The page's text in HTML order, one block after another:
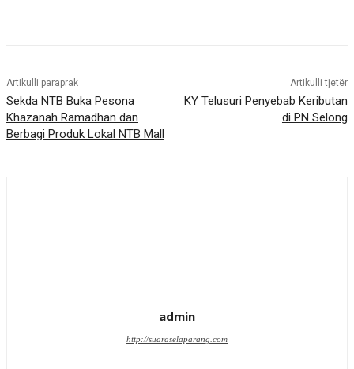
Artikulli paraprak
Sekda NTB Buka Pesona
Khazanah Ramadhan dan
Berbagi Produk Lokal NTB Mall
Artikulli tjetër
KY Telusuri Penyebab Keributan
di PN Selong
admin
http://suaraselaparang.com